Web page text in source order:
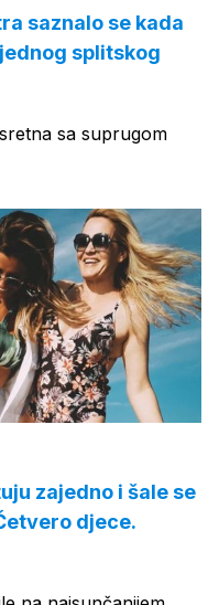
saznalo se kada
splitskog
sa suprugom
zajedno i šale se
djece.